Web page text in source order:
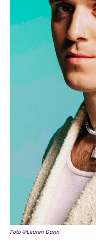
Foto ©Lauren Dunn